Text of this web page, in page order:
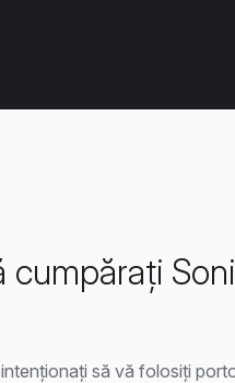
cumpărați
să vă folosiți